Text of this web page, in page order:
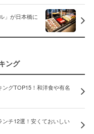
」が日本橋に
ング
グTOP15！和洋食や有名
ンチ12選！安くておいしい